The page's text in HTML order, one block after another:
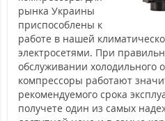
рынка Украины
приспособлены к
работе в нашей
электросетями. При
обслуживании холодильного
компрессоры работают
рекомендуемого срока
получете один из самых